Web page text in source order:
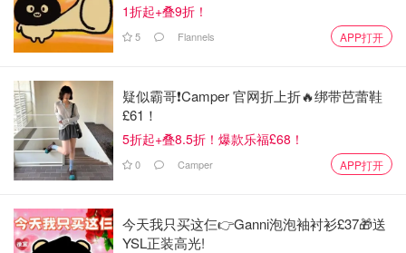
1折起+叠9折！
5 Flannels APP打开
疑似霸哥❗️Camper 官网折上折🔥绑带芭蕾鞋
£61！
5折起+叠8.5折！爆款乐福£68！
0 Camper APP打开
今天我只买这仨👉Ganni泡泡袖衬衫£37🎁送
YSL正装高光!